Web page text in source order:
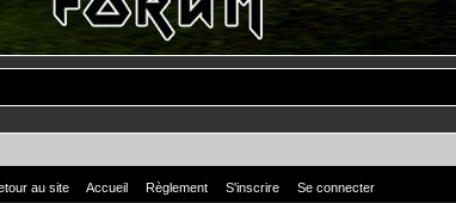
au site Accueil Règlement S'inscrire Se connecter